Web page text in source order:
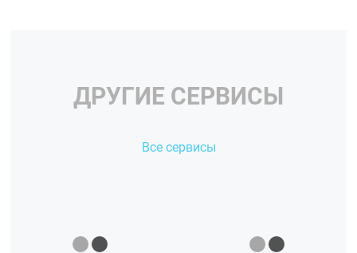
ДРУГИЕ СЕРВИСЫ
Все сервисы